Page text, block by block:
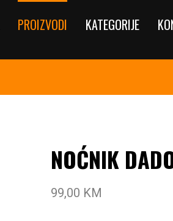
PROIZVODI KATEGORIJE
NOĆNIK
99,00 KM